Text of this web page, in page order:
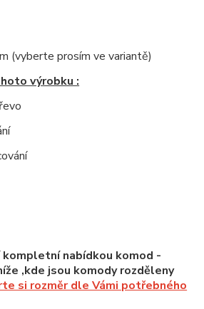
(vyberte prosím ve variantě)
výrobku :
kompletní nabídkou komod -
,kde jsou komody rozděleny
si rozměr dle Vámi potřebného